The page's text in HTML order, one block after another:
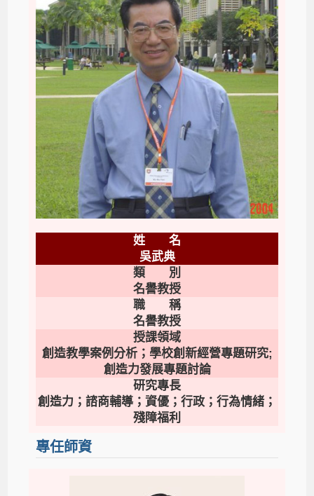
姓 名
吳武典
類 別
名譽教授
職 稱
名譽教授
授課領域
創造教學案例分析；學校創新經營專題研究;
創造力發展專題討論
研究專長
創造力；諮商輔導；資優；行政；行為情緒；
殘障福利
專任師資